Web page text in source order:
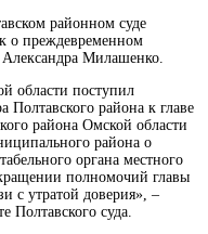
районном суде
о преждевременном
Милашенко.
области поступил
Полтавского района к главе
района Омской области
района о
органа местного
полномочий главы
с утратой доверия», –
Полтавского суда.